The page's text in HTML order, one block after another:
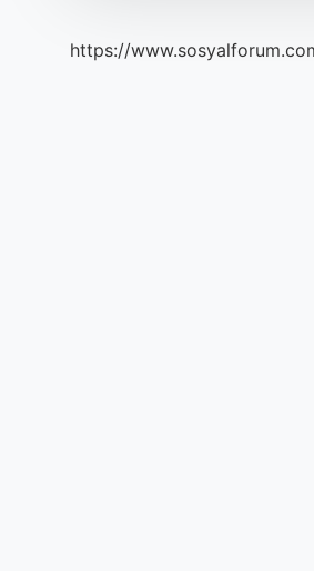
https://